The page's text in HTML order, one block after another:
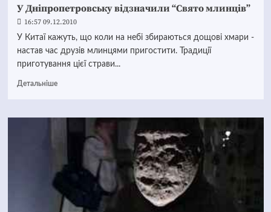
У Дніпропетровську відзначили “Свято млинців”
16:57 09.12.2010
У Китаї кажуть, що коли на небі збираються дощові хмари -
настав час друзів млинцями пригостити. Традиції
приготування цієї страви...
Детальніше